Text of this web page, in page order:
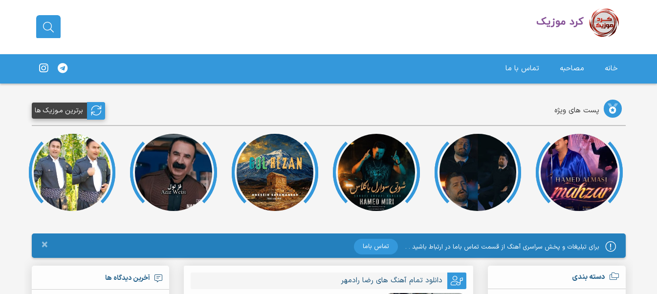
خانه مصاحبه تماس با ما
پست های ویژه برترین مـوزیک ها
× برای تبلیغات و پخش سراسری آهنگ از قسمت تماس باما در ارتباط باشید . . تماس باما
دسته بندی دانلود تمام آهنگ های رضا رادمهر آخرین دیدگاه ها